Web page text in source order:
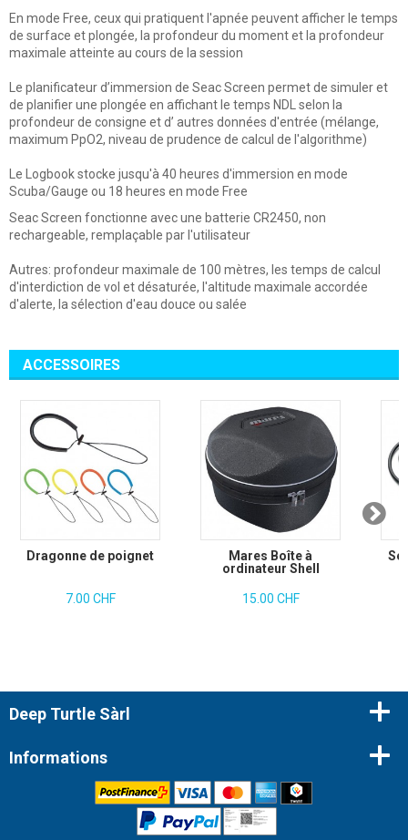
En mode Free, ceux qui pratiquent l'apnée peuvent afficher le temps
de surface et plongée, la profondeur du moment et la profondeur
maximale atteinte au cours de la session
Le planificateur d’immersion de Seac Screen permet de simuler et
de planifier une plongée en affichant le temps NDL selon la
profondeur de consigne et d’ autres données d'entrée (mélange,
maximum PpO2, niveau de prudence de calcul de l'algorithme)
Le Logbook stocke jusqu'à 40 heures d'immersion en mode
Scuba/Gauge ou 18 heures en mode Free
Seac Screen fonctionne avec une batterie CR2450, non
rechargeable, remplaçable par l'utilisateur
Autres: profondeur maximale de 100 mètres, les temps de calcul
d'interdiction de vol et désaturée, l'altitude maximale accordée
d'alerte, la sélection d'eau douce ou salée
ACCESSOIRES
Dragonne de poignet
7.00 CHF
Mares Boîte à
ordinateur Shell
15.00 CHF
Deep Turtle Sàrl
Informations